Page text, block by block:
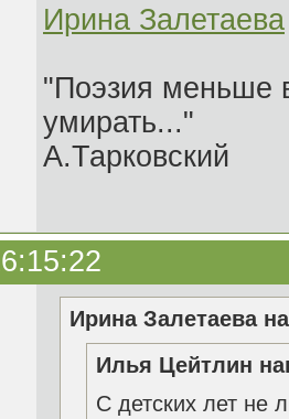
Ирина Залетаева
"Поэзия меньше
умирать..."
А.Тарковский
Ирина Залетаева
Илья Цейтлин
С детских лет не